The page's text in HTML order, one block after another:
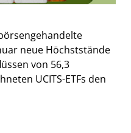
neue Höchststände
von 56,3
UCITS-ETFs den